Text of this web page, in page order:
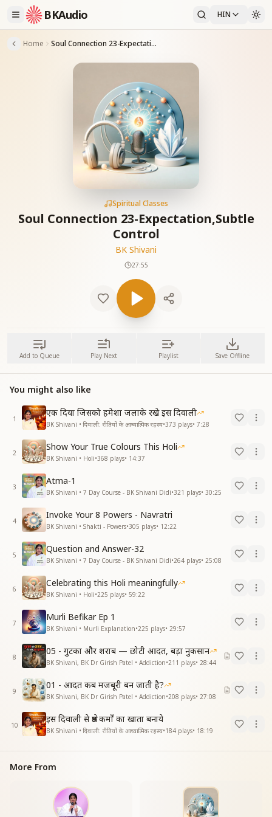
BKAudio HIN
Home Soul Connection 23-Expectation,Subtle Control
Spiritual Classes
Soul Connection 23-Expectation,Subtle
Control
BK Shivani
27:55
Add to Queue Play Next Playlist Save Offline
You might also like
1
एक दिया जिसको हमेशा जलाके रखे इस दिवाली
BK Shivani • दिवाली: रीतियों के आध्यात्मिक रहस्य•373 plays• 7:28
2
Show Your True Colours This Holi
BK Shivani • Holi•368 plays• 14:37
3
Atma-1
BK Shivani • 7 Day Course - BK Shivani Didi•321 plays• 30:25
4
Invoke Your 8 Powers - Navratri
BK Shivani • Shakti - Powers•305 plays• 12:22
5
Question and Answer-32
BK Shivani • 7 Day Course - BK Shivani Didi•264 plays• 25:08
6
Celebrating this Holi meaningfully
BK Shivani • Holi•225 plays• 59:22
7
Murli Befikar Ep 1
BK Shivani • Murli Explanation•225 plays• 29:57
8
05 - गुटका और शराब — छोटी आदत, बड़ा नुकसान
BK Shivani, BK Dr Girish Patel • Addiction•211 plays• 28:44
9
01 - आदत कब मजबूरी बन जाती है?
BK Shivani, BK Dr Girish Patel • Addiction•208 plays• 27:08
10
इस दिवाली से श्रेष्ठ कर्मों का खाता बनाये
BK Shivani • दिवाली: रीतियों के आध्यात्मिक रहस्य•184 plays• 18:19
More From